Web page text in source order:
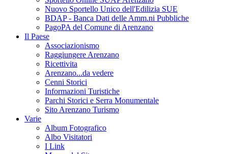
Nuovo Sportello Unico dell'Edilizia SUE
BDAP - Banca Dati delle Amm.ni Pubbliche
PagoPA del Comune di Arenzano
Il Paese
Associazionismo
Raggiungere Arenzano
Ricettivita
Arenzano...da vedere
Cenni Storici
Informazioni Turistiche
Parchi Storici e Serra Monumentale
Sito Arenzano Turismo
Varie
Album Fotografico
Albo Visitatori
I Link